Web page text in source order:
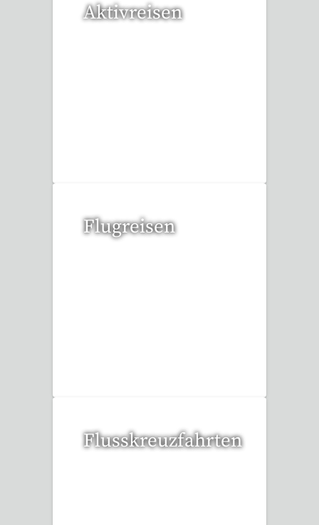
Aktivreisen
Flugreisen
Flusskreuzfahrten